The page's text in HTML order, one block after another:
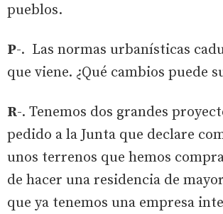
pueblos.
P-. Las normas urbanísticas
que viene. ¿Qué cambios puede
R-. Tenemos dos grandes
pedido a la Junta que declare
unos terrenos que hemos
de hacer una residencia de
que ya tenemos una empresa